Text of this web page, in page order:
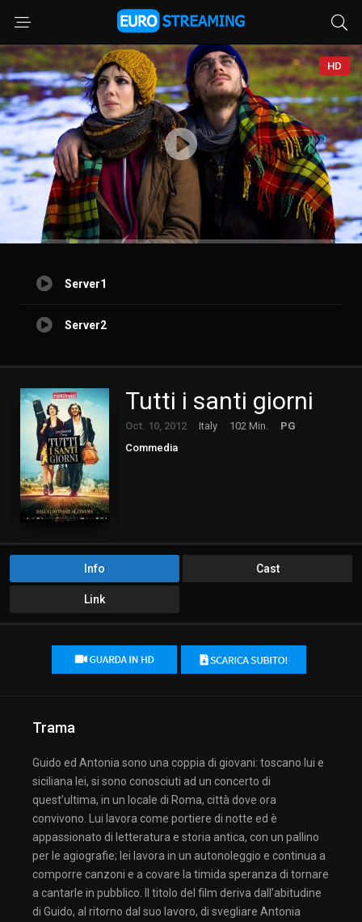
HD
Server1
Server2
Tutti i santi giorni
Oct. 10, 2012 Italy 102 Min.
PG
Commedia
Info Cast
Link
Trama
Guido ed Antonia sono una coppia di giovani: toscano lui e
siciliana lei, si sono conosciuti ad un concerto di
quest’ultima, in un locale di Roma, città dove ora
convivono. Lui lavora come portiere di notte ed è
appassionato di letteratura e storia antica, con un pallino
per le agiografie; lei lavora in un autonoleggio e continua a
comporre canzoni e a covare la timida speranza di tornare
a cantarle in pubblico. Il titolo del film deriva dall’abitudine
di Guido, al ritorno dal suo lavoro, di svegliare Antonia